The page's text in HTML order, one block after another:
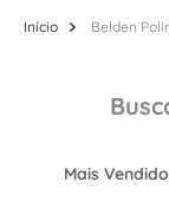
Belden
Mais
1
cabo
5º